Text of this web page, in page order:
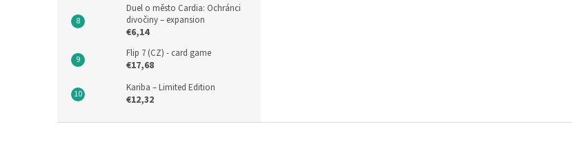
Duel o město Cardia: Ochránci
divočiny – expansion
€6,14
Flip 7 (CZ) - card game
€17,68
Kariba – Limited Edition
€12,32